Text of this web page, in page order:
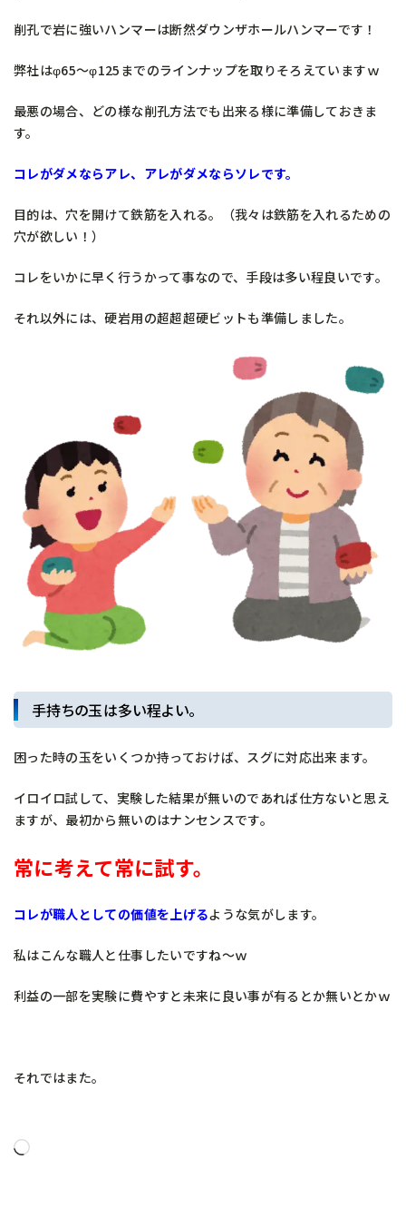
削孔で岩に強いハンマーは断然ダウンザホールハンマーです！
弊社はφ65～φ125までのラインナップを取りそろえていますｗ
最悪の場合、どの様な削孔方法でも出来る様に準備しておきま
す。
コレがダメならアレ、アレがダメならソレです。
目的は、穴を開けて鉄筋を入れる。（我々は鉄筋を入れるための
穴が欲しい！）
コレをいかに早く行うかって事なので、手段は多い程良いです。
それ以外には、硬岩用の超超超硬ビットも準備しました。
手持ちの玉は多い程よい。
困った時の玉をいくつか持っておけば、スグに対応出来ます。
イロイロ試して、実験した結果が無いのであれば仕方ないと思え
ますが、最初から無いのはナンセンスです。
常に考えて常に試す。
コレが職人としての価値を上げるような気がします。
私はこんな職人と仕事したいですね～ｗ
利益の一部を実験に費やすと未来に良い事が有るとか無いとかｗ
それではまた。
読